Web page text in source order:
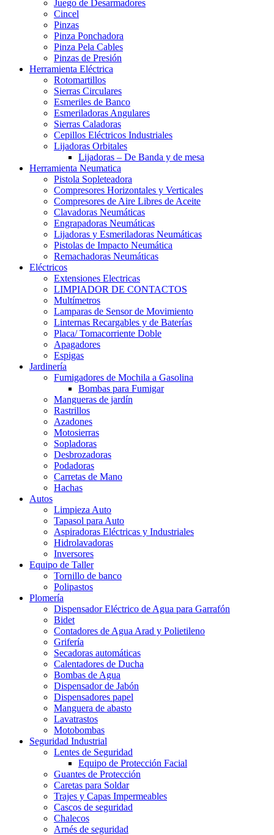
Juego de Desarmadores
Cincel
Pinzas
Pinza Ponchadora
Pinza Pela Cables
Pinzas de Presión
Herramienta Eléctrica
Rotomartillos
Sierras Circulares
Esmeriles de Banco
Esmeriladoras Angulares
Sierras Caladoras
Cepillos Eléctricos Industriales
Lijadoras Orbitales
Lijadoras – De Banda y de mesa
Herramienta Neumatica
Pistola Sopleteadora
Compresores Horizontales y Verticales
Compresores de Aire Libres de Aceite
Clavadoras Neumáticas
Engrapadoras Neumáticas
Lijadoras y Esmeriladoras Neumáticas
Pistolas de Impacto Neumática
Remachadoras Neumáticas
Eléctricos
Extensiones Electricas
LIMPIADOR DE CONTACTOS
Multímetros
Lamparas de Sensor de Movimiento
Linternas Recargables y de Baterías
Placa/ Tomacorriente Doble
Apagadores
Espigas
Jardinería
Fumigadores de Mochila a Gasolina
Bombas para Fumigar
Mangueras de jardín
Rastrillos
Azadones
Motosierras
Sopladoras
Desbrozadoras
Podadoras
Carretas de Mano
Hachas
Autos
Limpieza Auto
Tapasol para Auto
Aspiradoras Eléctricas y Industriales
Hidrolavadoras
Inversores
Equipo de Taller
Tornillo de banco
Polipastos
Plomería
Dispensador Eléctrico de Agua para Garrafón
Bidet
Contadores de Agua Arad y Polietileno
Grifería
Secadoras automáticas
Calentadores de Ducha
Bombas de Agua
Dispensador de Jabón
Dispensadores papel
Manguera de abasto
Lavatrastos
Motobombas
Seguridad Industrial
Lentes de Seguridad
Equipo de Protección Facial
Guantes de Protección
Caretas para Soldar
Trajes y Capas Impermeables
Cascos de seguridad
Chalecos
Arnés de seguridad